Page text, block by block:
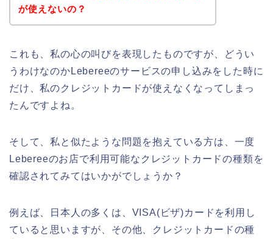
が使えないの？
これも、私の心の叫びを表現したものですが、どうい
うわけなのかLebereeのサービスの申し込みをした時に
だけ、私のクレジットカードが使えなくなってしまっ
たんですよね。
そして、私と似たような問題を抱えている方は、一度
Lebereeのお店で利用可能なクレジットカードの種類を
確認されてみてはいかがでしょうか？
例えば、日本人の多くは、VISA(ビザ)カードを利用し
ていると思いますが、その他、クレジットカードの種